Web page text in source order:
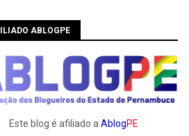
ABLOGPE
Este blog é afiliado a AblogPE